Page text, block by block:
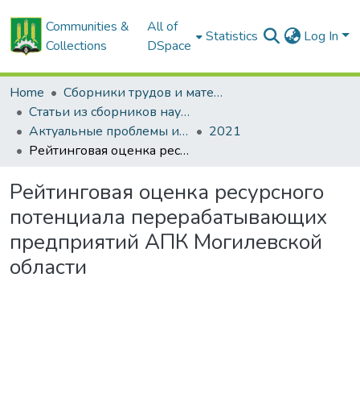
Communities &
Collections
All of
DSpace
Statistics Log In
Home
Сборники трудов и материалов конференций
Статьи из сборников научных трудов
Актуальные проблемы инновационного развития агропромышленного комплекса Беларуси
2021
Рейтинговая оценка ресурсного потенциала перерабатывающих предприятий АПК Могилевской области
Рейтинговая оценка ресурсного
потенциала перерабатывающих
предприятий АПК Могилевской
области